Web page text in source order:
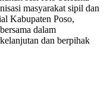
masyarakat sipil dan
Kabupaten Poso,
dalam
dan berpihak